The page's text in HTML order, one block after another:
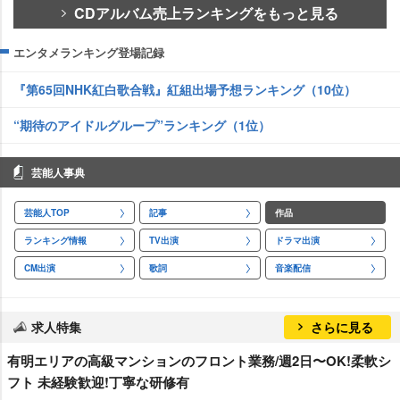
CDアルバム売上ランキングをもっと見る
エンタメランキング登場記録
『第65回NHK紅白歌合戦』紅組出場予想ランキング（10位）
“期待のアイドルグループ”ランキング（1位）
芸能人事典
芸能人TOP 記事 作品
ランキング情報 TV出演 ドラマ出演
CM出演 歌詞 音楽配信
求人特集 さらに見る
有明エリアの⾼級マンションのフロント業務/週2⽇〜OK!柔軟シ
フト 未経験歓迎!丁寧な研修有